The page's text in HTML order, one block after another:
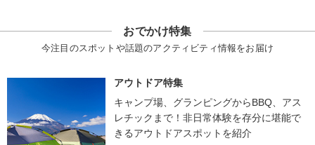
おでかけ特集
今注目のスポットや話題のアクティビティ情報をお届け
アウトドア特集
キャンプ場、グランピングからBBQ、アス
レチックまで！非日常体験を存分に堪能で
きるアウトドアスポットを紹介